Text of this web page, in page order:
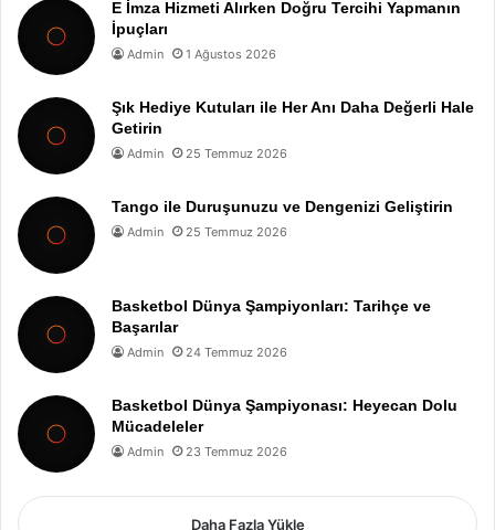
E İmza Hizmeti Alırken Doğru Tercihi Yapmanın
İpuçları
Admin 1 Ağustos 2026
Şık Hediye Kutuları ile Her Anı Daha Değerli Hale
Getirin
Admin 25 Temmuz 2026
Tango ile Duruşunuzu ve Dengenizi Geliştirin
Admin 25 Temmuz 2026
Basketbol Dünya Şampiyonları: Tarihçe ve
Başarılar
Admin 24 Temmuz 2026
Basketbol Dünya Şampiyonası: Heyecan Dolu
Mücadeleler
Admin 23 Temmuz 2026
Daha Fazla Yükle